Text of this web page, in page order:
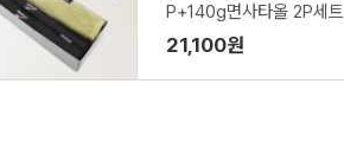
P+140g면사타올 2P세트
21,100원